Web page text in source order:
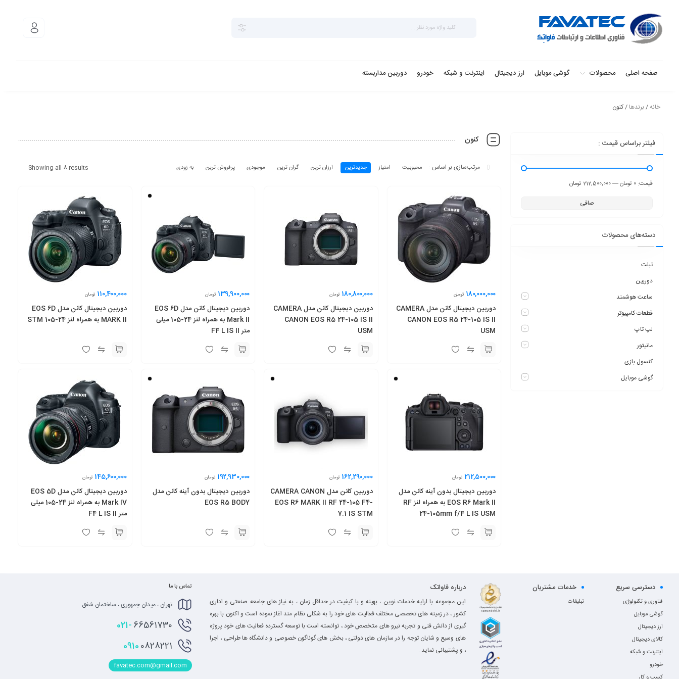
صفحه اصلی محصولات گوشی موبایل ارز دیجیتال اینترنت و شبکه خودرو دوربین مداربسته
خانه/ برندها / کنون
فیلتر براساس قیمت :
صافی
قيمت: 0 تومان —212,500,000 تومان
دسته‌های محصولات
تبلت
دوربین
ساعت هوشمند
قطعات کامپیوتر
لپ تاپ
مانیتور
کنسول بازی
گوشی موبایل
کنون
Showing all 8 results محبوبیت امتیاز جدیدترین ارزان ترین گران ترین موجودی پرفروش ترین به زودی
180,000,000 تومان
دوربین دیجیتال کانن مدل CAMERA
CANON EOS R5 24-105 IS II
USM
180,800,000 تومان
دوربین دیجیتال کانن مدل CAMERA
CANON EOS R5 24-105 IS II
USM
139,900,000 تومان
دوربین دیجیتال کانن مدل EOS 6D
Mark II به همراه لنز 24-105 میلی
متر F4 L IS II
110,400,000 تومان
دوربین دیجیتال کانن مدل EOS 6D
MARK II به همراه لنز 24-105 STM
212,500,000 تومان
دوربین دیجیتال بدون آینه کانن مدل
EOS R6 Mark II به همراه لنز RF
24-105mm f/4 L IS USM
162,290,000 تومان
دوربین کانن مدل CAMERA CANON
EOS R6 MARK II RF 24-105 F4-
7.1 IS STM
192,930,000 تومان
دوربین دیجیتال بدون آینه کانن مدل
EOS R5 BODY
145,600,000 تومان
دوربین دیجیتال کانن مدل EOS 5D
Mark IV به همراه لنز 24-105 میلی
متر F4 L IS II
دسترسی سریع
فناوری و تکنولوژی
گوشی موبایل
ارز دیجیتال
کالای دیجیتال
اینترنت و شبکه
خودرو
خدمات مشتریان
تبلیغات
درباره فاواتک
این مجموعه با ارایه خدمات نوین ، بهینه و با کیفیت در حداقل زمان ، به نیاز های جامعه صنعتی و اداری
کشور ، در زمینه های تخصصی مختلف فعالیت های خود را به شکلی نظام مند اغاز نموده است و اکنون با بهره
گیری از دانش فنی و تجربه نیرو های متخصص خود ، توانسته است با توسعه گسترده فعالیت های خود پروژه
های وسیع و شایان توجه را در سازمان های دولتی ، بخش های گوناگون خصوصی و دانشگاه ها طراحی ، اجرا
، و پشتیبانی نماید .
تماس با ما
تهران ، میدان جمهوری ، ساختمان شفق
021-66561730
09100828221
favatec.com@gmail.com